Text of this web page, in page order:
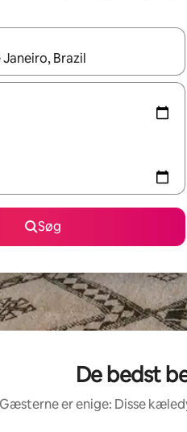
tilgængelige, skal du navigere
Søg
De bedst
Gæsterne er enige: Disse